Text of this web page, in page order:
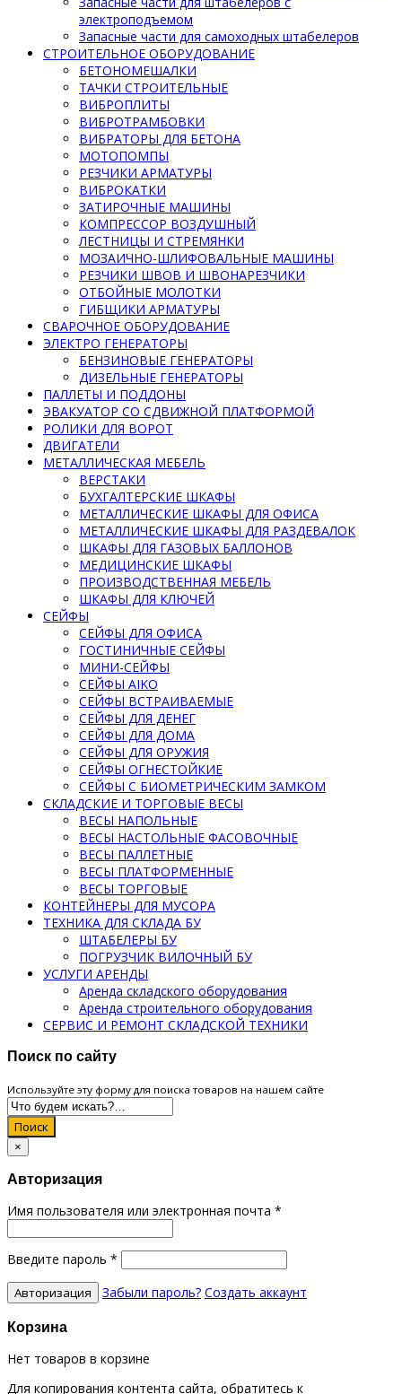
электроподъемом
Запасные части для самоходных штабелеров
СТРОИТЕЛЬНОЕ ОБОРУДОВАНИЕ
БЕТОНОМЕШАЛКИ
ТАЧКИ СТРОИТЕЛЬНЫЕ
ВИБРОПЛИТЫ
ВИБРОТРАМБОВКИ
ВИБРАТОРЫ ДЛЯ БЕТОНА
МОТОПОМПЫ
РЕЗЧИКИ АРМАТУРЫ
ВИБРОКАТКИ
ЗАТИРОЧНЫЕ МАШИНЫ
КОМПРЕССОР ВОЗДУШНЫЙ
ЛЕСТНИЦЫ И СТРЕМЯНКИ
МОЗАИЧНО-ШЛИФОВАЛЬНЫЕ МАШИНЫ
РЕЗЧИКИ ШВОВ И ШВОНАРЕЗЧИКИ
ОТБОЙНЫЕ МОЛОТКИ
ГИБЩИКИ АРМАТУРЫ
СВАРОЧНОЕ ОБОРУДОВАНИЕ
ЭЛЕКТРО ГЕНЕРАТОРЫ
БЕНЗИНОВЫЕ ГЕНЕРАТОРЫ
ДИЗЕЛЬНЫЕ ГЕНЕРАТОРЫ
ПАЛЛЕТЫ И ПОДДОНЫ
ЭВАКУАТОР СО СДВИЖНОЙ ПЛАТФОРМОЙ
РОЛИКИ ДЛЯ ВОРОТ
ДВИГАТЕЛИ
МЕТАЛЛИЧЕСКАЯ МЕБЕЛЬ
ВЕРСТАКИ
БУХГАЛТЕРСКИЕ ШКАФЫ
МЕТАЛЛИЧЕСКИЕ ШКАФЫ ДЛЯ ОФИСА
МЕТАЛЛИЧЕСКИЕ ШКАФЫ ДЛЯ РАЗДЕВАЛОК
ШКАФЫ ДЛЯ ГАЗОВЫХ БАЛЛОНОВ
МЕДИЦИНСКИЕ ШКАФЫ
ПРОИЗВОДСТВЕННАЯ МЕБЕЛЬ
ШКАФЫ ДЛЯ КЛЮЧЕЙ
СЕЙФЫ
СЕЙФЫ ДЛЯ ОФИСА
ГОСТИНИЧНЫЕ СЕЙФЫ
МИНИ-СЕЙФЫ
СЕЙФЫ AIKO
СЕЙФЫ ВСТРАИВАЕМЫЕ
СЕЙФЫ ДЛЯ ДЕНЕГ
СЕЙФЫ ДЛЯ ДОМА
СЕЙФЫ ДЛЯ ОРУЖИЯ
СЕЙФЫ ОГНЕСТОЙКИЕ
СЕЙФЫ С БИОМЕТРИЧЕСКИМ ЗАМКОМ
СКЛАДСКИЕ И ТОРГОВЫЕ ВЕСЫ
ВЕСЫ НАПОЛЬНЫЕ
ВЕСЫ НАСТОЛЬНЫЕ ФАСОВОЧНЫЕ
ВЕСЫ ПАЛЛЕТНЫЕ
ВЕСЫ ПЛАТФОРМЕННЫЕ
ВЕСЫ ТОРГОВЫЕ
КОНТЕЙНЕРЫ ДЛЯ МУСОРА
ТЕХНИКА ДЛЯ СКЛАДА БУ
ШТАБЕЛЕРЫ БУ
ПОГРУЗЧИК ВИЛОЧНЫЙ БУ
УСЛУГИ АРЕНДЫ
Аренда складского оборудования
Аренда строительного оборудования
СЕРВИС И РЕМОНТ СКЛАДСКОЙ ТЕХНИКИ
Поиск по сайту
Используйте эту форму для поиска товаров на нашем сайте
Поиск
×
Авторизация
Имя пользователя или электронная почта *
Введите пароль *
Забыли пароль? Создать аккаунт
Корзина
Нет товаров в корзине
Для копирования контента сайта, обратитесь к